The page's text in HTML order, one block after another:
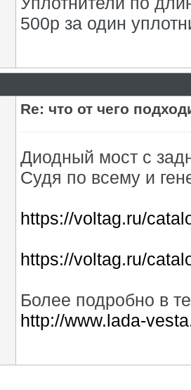
500р за один
Re: что от чего
Диодный мост с
Судя по всему и
https://voltag.ru/
https://voltag.ru/
Более подробно в
http://www.lada-